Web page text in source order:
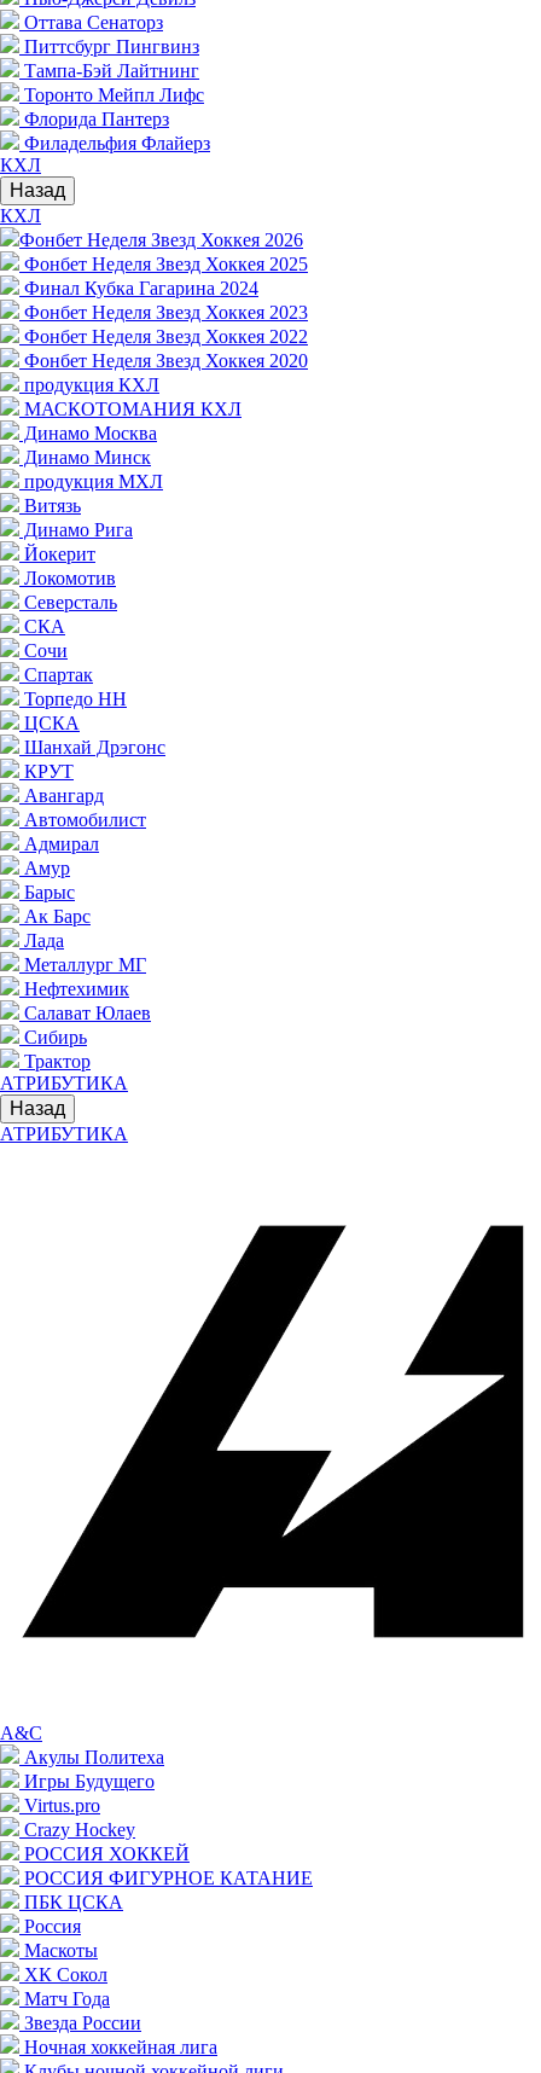
Оттава Сенаторз
Питтсбург Пингвинз
Тампа-Бэй Лайтнинг
Торонто Мейпл Лифс
Флорида Пантерз
Филадельфия Флайерз
КХЛ
Назад
КХЛ
Фонбет Неделя Звезд Хоккея 2026
Фонбет Неделя Звезд Хоккея 2025
Финал Кубка Гагарина 2024
Фонбет Неделя Звезд Хоккея 2023
Фонбет Неделя Звезд Хоккея 2022
Фонбет Неделя Звезд Хоккея 2020
продукция КХЛ
МАСКОТОМАНИЯ КХЛ
Динамо Москва
Динамо Минск
продукция МХЛ
Витязь
Динамо Рига
Йокерит
Локомотив
Северсталь
СКА
Сочи
Спартак
Торпедо НН
ЦСКА
Шанхай Дрэгонс
КРУТ
Авангард
Автомобилист
Адмирал
Амур
Барыс
Ак Барс
Лада
Металлург МГ
Нефтехимик
Салават Юлаев
Сибирь
Трактор
АТРИБУТИКА
Назад
АТРИБУТИКА
A&C
Акулы Политеха
Игры Будущего
Virtus.pro
Crazy Hockey
РОССИЯ ХОККЕЙ
РОССИЯ ФИГУРНОЕ КАТАНИЕ
ПБК ЦСКА
Россия
Маскоты
ХК Сокол
Матч Года
Звезда России
Ночная хоккейная лига